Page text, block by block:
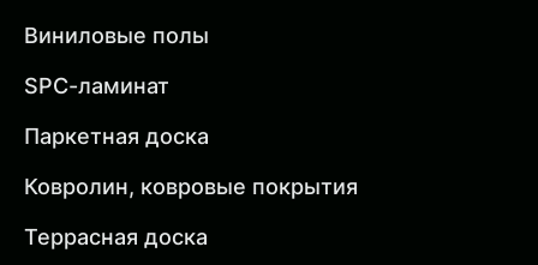
Виниловые полы
SPC-ламинат
Паркетная доска
Ковролин, ковровые покрытия
Террасная доска